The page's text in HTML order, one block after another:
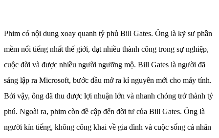
Phim có nội dung xoay quanh tỷ phủ Bill Gates. Ông là kỹ sư phần
mềm nổi tiếng nhất thế giới, đạt nhiều thành công trong sự nghiệp,
cuộc đời và được nhiều người ngưỡng mộ. Bill Gates là người đã
sáng lập ra Microsoft, bước đầu mở ra kỉ nguyên mới cho máy tính.
Bởi vậy, ông đã thu được lợi nhuận lớn và nhanh chóng trở thành tỷ
phú. Ngoài ra, phim còn đề cập đến đời tư của Bill Gates. Ông là
người kín tiếng, không công khai về gia đình và cuộc sống cá nhân